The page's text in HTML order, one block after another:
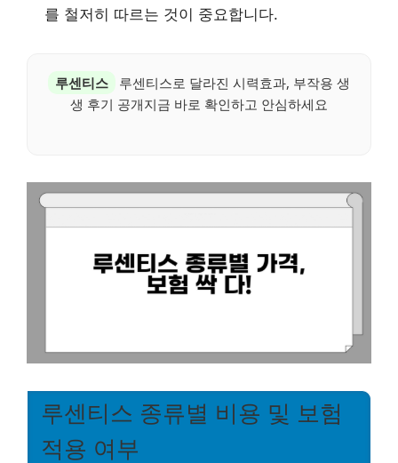
를 철저히 따르는 것이 중요합니다.
루센티스
루센티스로 달라진 시력효과, 부작용 생
생 후기 공개지금 바로 확인하고 안심하세요
루센티스 종류별 비용 및 보험
적용 여부